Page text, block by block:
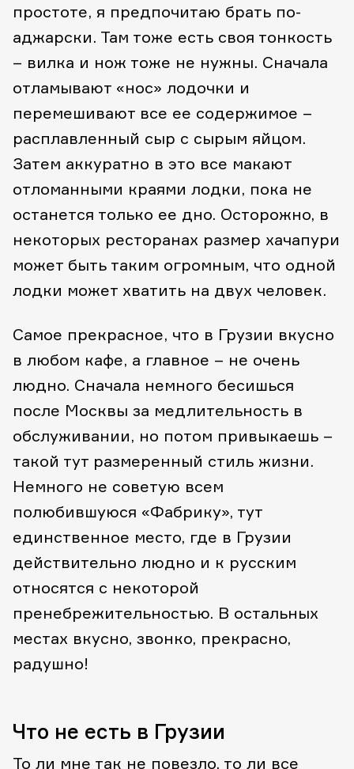
простоте, я предпочитаю брать по-
аджарски. Там тоже есть своя тонкость
– вилка и нож тоже не нужны. Сначала
отламывают «нос» лодочки и
перемешивают все ее содержимое –
расплавленный сыр с сырым яйцом.
Затем аккуратно в это все макают
отломанными краями лодки, пока не
останется только ее дно. Осторожно, в
некоторых ресторанах размер хачапури
может быть таким огромным, что одной
лодки может хватить на двух человек.
Самое прекрасное, что в Грузии вкусно
в любом кафе, а главное – не очень
людно. Сначала немного бесишься
после Москвы за медлительность в
обслуживании, но потом привыкаешь –
такой тут размеренный стиль жизни.
Немного не советую всем
полюбившуюся «Фабрику», тут
единственное место, где в Грузии
действительно людно и к русским
относятся с некоторой
пренебрежительностью. В остальных
местах вкусно, звонко, прекрасно,
радушно!
Что не есть в Грузии
То ли мне так не повезло, то ли все